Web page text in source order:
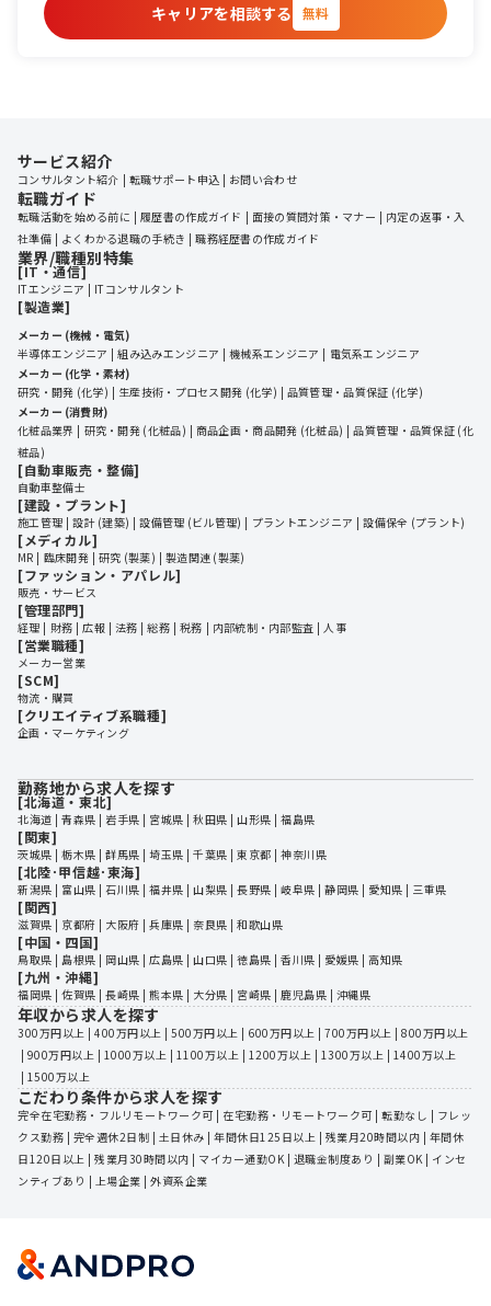
キャリアを相談する
無料
サービス紹介
コンサルタント紹介 転職サポート申込 お問い合わせ
転職ガイド
転職活動を始める前に 履歴書の作成ガイド 面接の質問対策・マナー
内定の返事・入
社準備
よくわかる退職の手続き 職務経歴書の作成ガイド
業界/職種別特集
[IT・通信]
ITエンジニア ITコンサルタント
[製造業]
メーカー (機械・電気)
半導体エンジニア
組み込みエンジニア 機械系エンジニア
電気系エンジニア
メーカー (化学・素材)
研究・開発 (化学)
生産技術・プロセス開発 (化学)
品質管理・品質保証 (化学)
メーカー (消費財)
化粧品業界
研究・開発 (化粧品) 商品企画・商品開発 (化粧品)
品質管理・品質保証 (化
粧品)
[自動車販売・整備]
自動車整備士
[建設・プラント]
施工管理 設計 (建築) 設備管理 (ビル管理) プラントエンジニア 設備保全 (プラント)
[メディカル]
MR 臨床開発 研究 (製薬) 製造関連 (製薬)
[ファッション・アパレル]
販売・サービス
[管理部門]
経理 財務 広報 法務 総務 税務 内部統制・内部監査 人事
[営業職種]
メーカー営業
[SCM]
物流・購買
[クリエイティブ系職種]
企画・マーケティング
勤務地から求人を探す
[北海道・東北]
北海道 | 青森県 | 岩手県 | 宮城県 | 秋田県 | 山形県 | 福島県
[関東]
茨城県 | 栃木県 | 群馬県 | 埼玉県 | 千葉県 | 東京都 | 神奈川県
[北陸･甲信越･東海]
新潟県 | 富山県 | 石川県 | 福井県 | 山梨県 | 長野県 | 岐阜県 | 静岡県 | 愛知県 | 三重県
[関西]
滋賀県 | 京都府 | 大阪府 | 兵庫県 | 奈良県 | 和歌山県
[中国・四国]
鳥取県 | 島根県 | 岡山県 | 広島県 | 山口県 | 徳島県 | 香川県 | 愛媛県 | 高知県
[九州・沖縄]
福岡県 | 佐賀県 | 長崎県 | 熊本県 | 大分県 | 宮崎県 | 鹿児島県 | 沖縄県
年収から求人を探す
300万円以上 | 400万円以上 | 500万円以上 | 600万円以上 | 700万円以上 | 800万円以上
| 900万円以上 | 1000万以上 | 1100万以上 | 1200万以上 | 1300万以上 | 1400万以上
| 1500万以上
こだわり条件から求人を探す
完全在宅勤務・フルリモートワーク可 | 在宅勤務・リモートワーク可 | 転勤なし | フレッ
クス勤務 | 完全週休2日制 | 土日休み | 年間休日125日以上 | 残業月20時間以内 | 年間休
日120日以上 | 残業月30時間以内 | マイカー通勤OK | 退職金制度あり | 副業OK | インセ
ンティブあり | 上場企業 | 外資系企業